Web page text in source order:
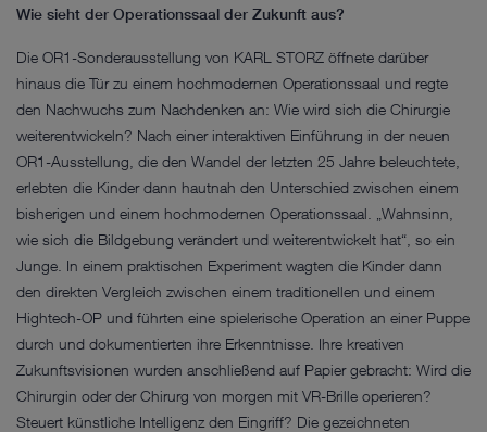
Wie sieht der Operationssaal der Zukunft aus?
Die OR1-Sonderausstellung von KARL STORZ öffnete darüber
hinaus die Tür zu einem hochmodernen Operationssaal und regte
den Nachwuchs zum Nachdenken an: Wie wird sich die Chirurgie
weiterentwickeln? Nach einer interaktiven Einführung in der neuen
OR1-Ausstellung, die den Wandel der letzten 25 Jahre beleuchtete,
erlebten die Kinder dann hautnah den Unterschied zwischen einem
bisherigen und einem hochmodernen Operationssaal. „Wahnsinn,
wie sich die Bildgebung verändert und weiterentwickelt hat“, so ein
Junge. In einem praktischen Experiment wagten die Kinder dann
den direkten Vergleich zwischen einem traditionellen und einem
Hightech-OP und führten eine spielerische Operation an einer Puppe
durch und dokumentierten ihre Erkenntnisse. Ihre kreativen
Zukunftsvisionen wurden anschließend auf Papier gebracht: Wird die
Chirurgin oder der Chirurg von morgen mit VR-Brille operieren?
Steuert künstliche Intelligenz den Eingriff? Die gezeichneten